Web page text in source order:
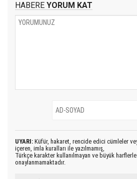
HABERE YORUM KAT
UYARI: Küfür, hakaret, rencide edici cümleler
içeren, imla kuralları ile yazılmamış,
Türkçe karakter kullanılmayan ve büyük harflerle
onaylanmamaktadır.